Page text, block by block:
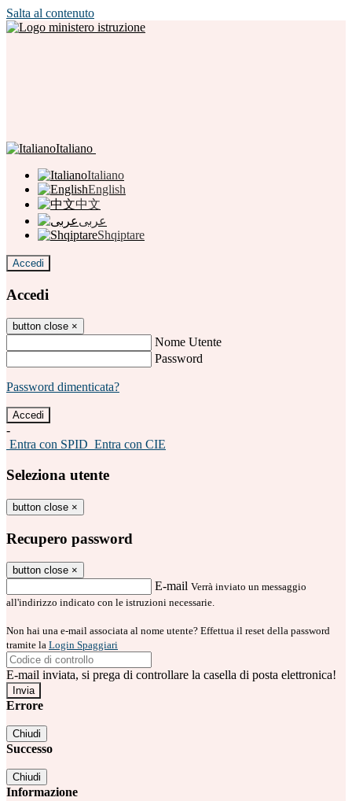
Salta al contenuto
Italiano
Italiano
English
中文
عربى
Shqiptare
Accedi
Accedi
button close ×
Nome Utente
Password
Password dimenticata?
-
Entra con SPID Entra con CIE
Seleziona utente
button close ×
Recupero password
button close ×
E-mail Verrà inviato un messaggio
all'indirizzo indicato con le istruzioni necessarie.
Non hai una e-mail associata al nome utente? Effettua il reset della password
tramite la Login Spaggiari
E-mail inviata, si prega di controllare la casella di posta elettronica!
Errore
Chiudi
Successo
Chiudi
Informazione